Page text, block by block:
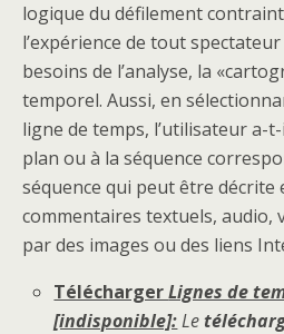
logique du défilement
l’expérience de tout
besoins de l’analyse, la
temporel. Aussi, en
ligne de temps, l’utilisateur a-
plan ou à la séquence
séquence qui peut être décrite
commentaires textuels, audio,
par des images ou des liens
TéléchargerLignes de
[indisponible]: Le